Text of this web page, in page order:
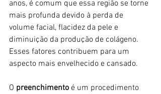
anos, é comum que essa região se torne
mais profunda devido à perda de
volume facial, flacidez da pele e
diminuição da produção de colágeno.
Esses fatores contribuem para um
aspecto mais envelhecido e cansado.
O preenchimento é um procedimento